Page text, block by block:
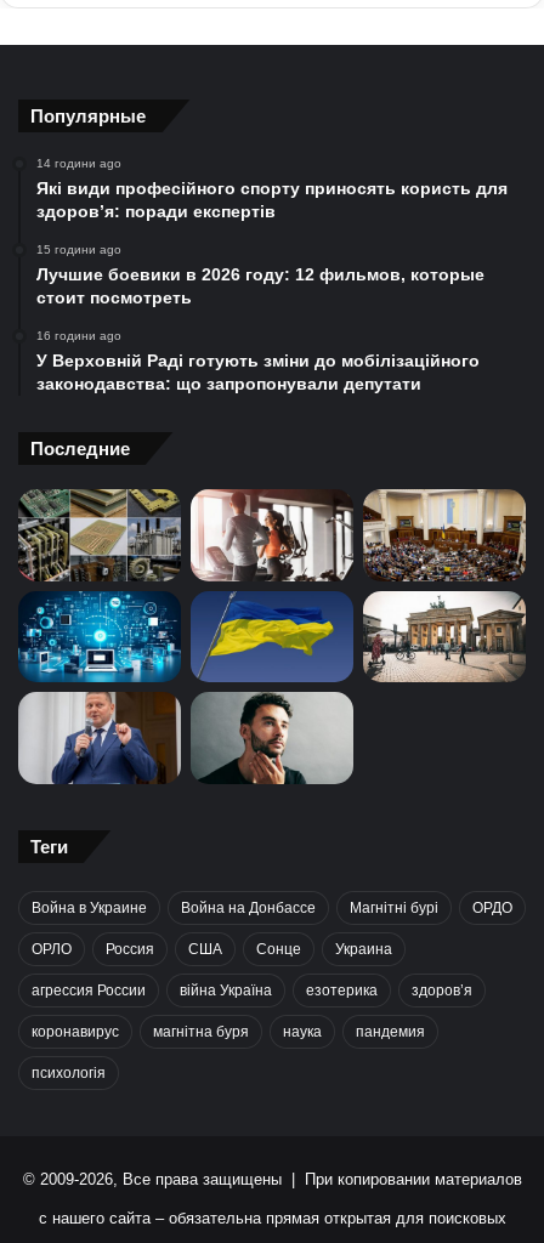
Популярные
14 години ago
Які види професійного спорту приносять користь для
здоров’я: поради експертів
15 години ago
Лучшие боевики в 2026 году: 12 фильмов, которые
стоит посмотреть
16 години ago
У Верховній Раді готують зміни до мобілізаційного
законодавства: що запропонували депутати
Последние
Теги
Война в Украине Война на Донбассе Магнітні бурі ОРДО
ОРЛО Россия США Сонце Украина
агрессия России війна Україна езотерика здоров’я
коронавирус магнітна буря наука пандемия
психологія
© 2009-2026, Все права защищены | При копировании материалов
с нашего сайта – обязательна прямая открытая для поисковых